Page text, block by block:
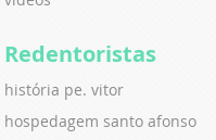
Redentoristas
história pe. vitor
hospedagem santo afonso